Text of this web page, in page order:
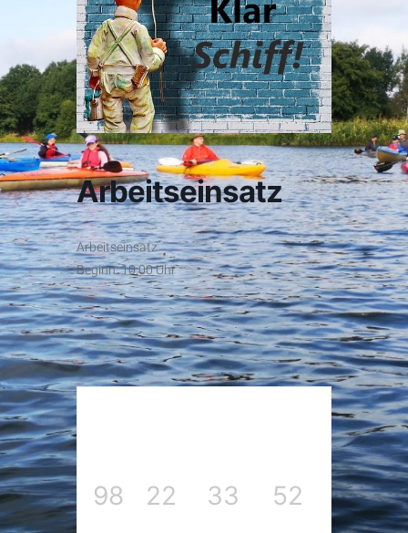
Arbeitseinsatz
Arbeitseinsatz
Beginn: 10:00 Uhr
98 22 33 52